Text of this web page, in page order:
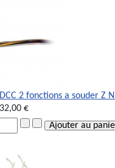
2 fonctions a souder Z
32,00 €